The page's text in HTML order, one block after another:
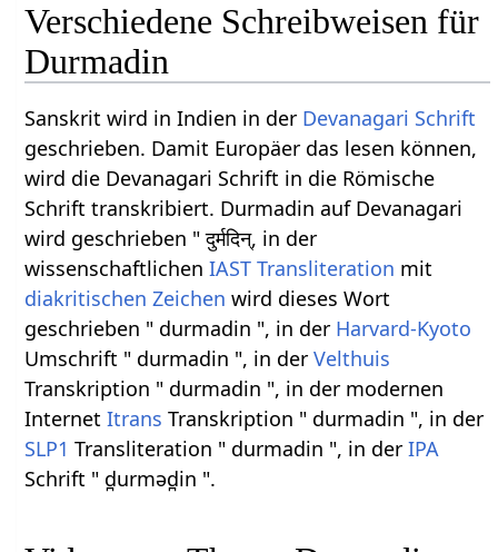
Verschiedene Schreibweisen für
Durmadin
Sanskrit wird in Indien in der Devanagari Schrift
geschrieben. Damit Europäer das lesen können,
wird die Devanagari Schrift in die Römische
Schrift transkribiert. Durmadin auf Devanagari
wird geschrieben " दुर्मदिन्, in der
wissenschaftlichenIAST Transliteration mit
diakritischen Zeichen wird dieses Wort
geschrieben " durmadin ", in der Harvard-Kyoto
Umschrift " durmadin ", in derVelthuis
Transkription " durmadin ", in der modernen
InternetItrans Transkription " durmadin ", in der
SLP1 Transliteration " durmadin ", in derIPA
Schrift " d̪urməd̪in ".